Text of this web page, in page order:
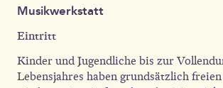
Musikwerkstatt
Eintritt
Kinder und Jugendliche bis zur
Lebensjahres haben grundsätzlich